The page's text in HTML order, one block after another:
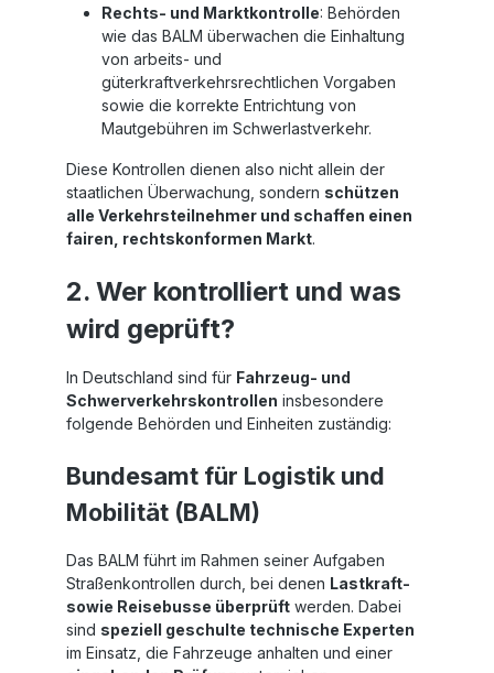
Rechts- und Marktkontrolle: Behörden
wie das BALM überwachen die Einhaltung
von arbeits- und
güterkraftverkehrsrechtlichen Vorgaben
sowie die korrekte Entrichtung von
Mautgebühren im Schwerlastverkehr.
Diese Kontrollen dienen also nicht allein der
staatlichen Überwachung, sondern schützen
alle Verkehrsteilnehmer und schaffen einen
fairen, rechtskonformen Markt.
2. Wer kontrolliert und was
wird geprüft?
In Deutschland sind für Fahrzeug- und
Schwerverkehrskontrollen insbesondere
folgende Behörden und Einheiten zuständig:
Bundesamt für Logistik und
Mobilität (BALM)
Das BALM führt im Rahmen seiner Aufgaben
Straßenkontrollen durch, bei denen Lastkraft-
sowie Reisebusse überprüft werden. Dabei
sind speziell geschulte technische Experten
im Einsatz, die Fahrzeuge anhalten und einer